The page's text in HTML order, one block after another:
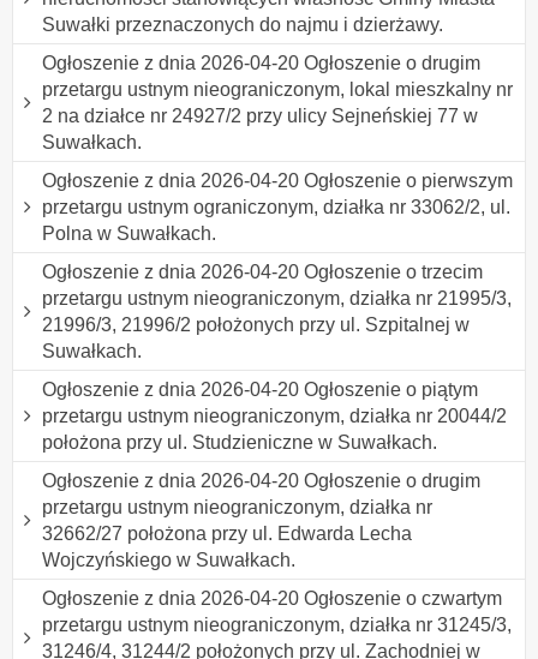
Suwałki przeznaczonych do najmu i dzierżawy.
Ogłoszenie z dnia 2026-04-20 Ogłoszenie o drugim
przetargu ustnym nieograniczonym, lokal mieszkalny nr
2 na działce nr 24927/2 przy ulicy Sejneńskiej 77 w
Suwałkach.
Ogłoszenie z dnia 2026-04-20 Ogłoszenie o pierwszym
przetargu ustnym ograniczonym, działka nr 33062/2, ul.
Polna w Suwałkach.
Ogłoszenie z dnia 2026-04-20 Ogłoszenie o trzecim
przetargu ustnym nieograniczonym, działka nr 21995/3,
21996/3, 21996/2 położonych przy ul. Szpitalnej w
Suwałkach.
Ogłoszenie z dnia 2026-04-20 Ogłoszenie o piątym
przetargu ustnym nieograniczonym, działka nr 20044/2
położona przy ul. Studzieniczne w Suwałkach.
Ogłoszenie z dnia 2026-04-20 Ogłoszenie o drugim
przetargu ustnym nieograniczonym, działka nr
32662/27 położona przy ul. Edwarda Lecha
Wojczyńskiego w Suwałkach.
Ogłoszenie z dnia 2026-04-20 Ogłoszenie o czwartym
przetargu ustnym nieograniczonym, działka nr 31245/3,
31246/4, 31244/2 położonych przy ul. Zachodniej w